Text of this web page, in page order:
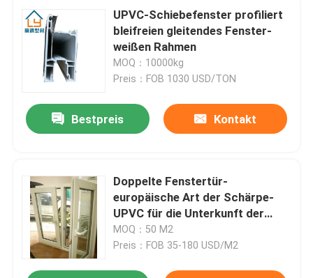
UPVC-Schiebefenster profiliert
bleifreien gleitendes Fenster-
weißen Rahmen
MOQ：10000kg
Preis：FOB 1030 USD/TON
Bestpreis Kontakt
Doppelte Fenstertür-
europäische Art der Schärpe-
UPVC für die Unterkunft der
Dekoration
MOQ：50 M2
Preis：FOB 35-180 USD/M2